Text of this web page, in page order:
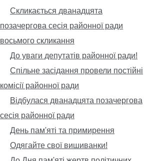
Скликається дванадцята
позачергова сесія районної ради
восьмого скликання
До уваги депутатів районної ради!
Спільне засідання провели постійні
комісії районної ради
Відбулася дванадцята позачергова
сесія районної ради
День пам'яті та примирення
Одягайте свої вишиванки!